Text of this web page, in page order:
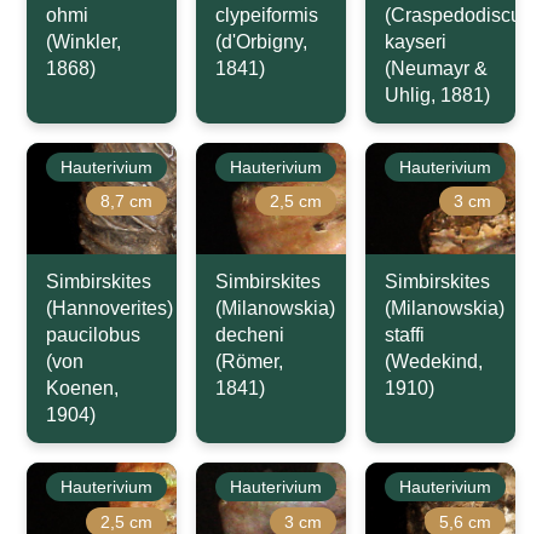
ohmi
(Winkler,
1868)
clypeiformis
(d'Orbigny,
1841)
(Craspedodiscus)
kayseri
(Neumayr &
Uhlig, 1881)
Hauterivium
8,7 cm
Simbirskites
(Hannoverites)
paucilobus
(von
Koenen,
1904)
Hauterivium
2,5 cm
Simbirskites
(Milanowskia)
decheni
(Römer,
1841)
Hauterivium
3 cm
Simbirskites
(Milanowskia)
staffi
(Wedekind,
1910)
Hauterivium
2,5 cm
Hauterivium
3 cm
Hauterivium
5,6 cm